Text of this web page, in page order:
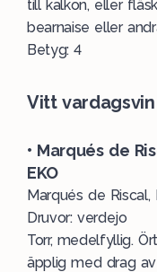
till kalkon, eller
bearnaise eller
Betyg: 4
Vitt
• Marqués de
EKO
Marqués de Riscal,
Druvor: verdejo
Torr, medelfyllig.
äpplig med drag